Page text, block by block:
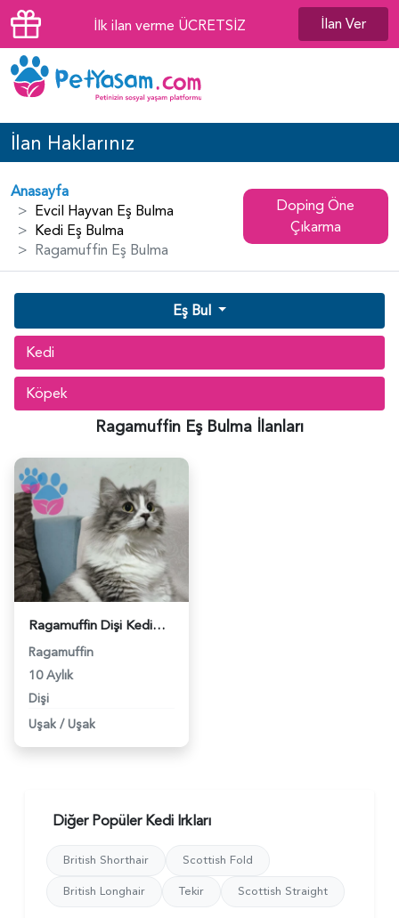
İlk ilan verme ÜCRETSİZ İlan Ver
İlan Haklarınız
Anasayfa
Evcil Hayvan Eş Bulma
Kedi Eş Bulma
Ragamuffin Eş Bulma
Doping Öne
Çıkarma
Eş Bul
Kedi
Köpek
Ragamuffin Eş Bulma İlanları
Ragamuffin Dişi Kedimize Eş Arıyorum - 118974462
Ragamuffin
10 Aylık
Dişi
Uşak / Uşak
Diğer Popüler Kedi Irkları
British Shorthair
Scottish Fold
British Longhair
Tekir Scottish Straight